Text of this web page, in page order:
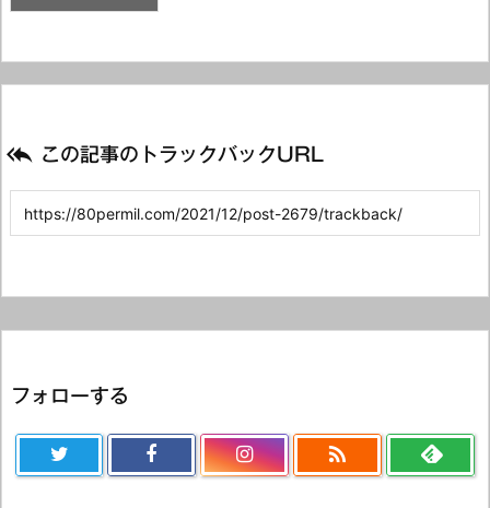
 この記事のトラックバックURL
フォローする
